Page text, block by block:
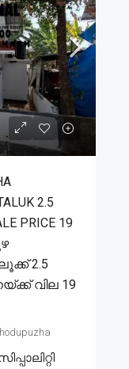
2.5
PRICE 19
2.5
വില 19